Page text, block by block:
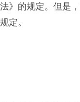
》的规定。但是
定。